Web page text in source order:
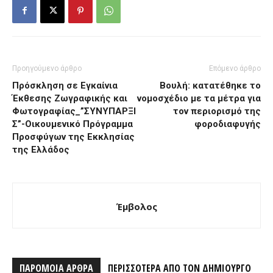
Προηγούμενο άρθρο
Πρόσκληση σε Εγκαίνια
Έκθεσης Ζωγραφικής και
Φωτογραφίας_”ΣΥΝΥΠΑΡΞΙ
Σ”-Οικουμενικό Πρόγραμμα
Προσφύγων της Εκκλησίας
της Ελλάδος
Επόμενο άρθρο
Boυλή: κατατέθηκε το
νομοσχέδιο με τα μέτρα για
τον περιορισμό της
φοροδιαφυγής
Έμβολος
ΠΑΡΟΜΟΙΑ ΑΡΘΡΑ ΠΕΡΙΣΣΟΤΕΡΑ ΑΠΟ ΤΟΝ ΔΗΜΙΟΥΡΓΟ